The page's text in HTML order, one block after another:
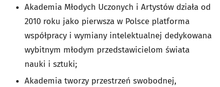
Akademia Młodych Uczonych i Artystów działa od
2010 roku jako pierwsza w Polsce platforma
współpracy i wymiany intelektualnej dedykowana
wybitnym młodym przedstawicielom świata
nauki i sztuki;
Akademia tworzy przestrzeń swobodnej,